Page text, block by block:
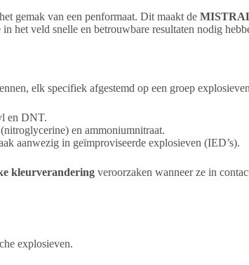
gemak van een penformaat. Dit maakt de
in het veld snelle en betrouwbare resultaten nodig
elk specifiek afgestemd op een groep
en DNT.
en ammoniumnitraat.
aanwezig in geïmproviseerde explosieven (IED’s).
kleurverandering veroorzaken wanneer ze in
explosieven.